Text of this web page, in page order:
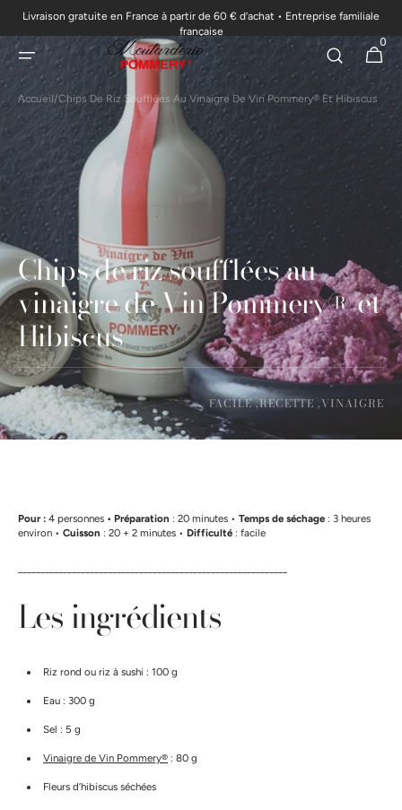
passer au
contenu
Livraison gratuite en France à partir de 60 € d’achat • Entreprise familiale
française
Panier
0
0 article
Accueil/Chips De Riz Soufflées Au Vinaigre De Vin Pommery® Et Hibiscus
Chips de riz soufflées au
vinaigre de Vin Pommery® et
Hibiscus
FACILE ,RECETTE ,VINAIGRE
Pour : 4 personnes • Préparation : 20 minutes • Temps de séchage : 3 heures
environ • Cuisson : 20 + 2 minutes • Difficulté : facile
Les ingrédients
Riz rond ou riz à sushi : 100 g
Eau : 300 g
Sel : 5 g
Vinaigre de Vin Pommery® : 80 g
Fleurs d’hibiscus séchées